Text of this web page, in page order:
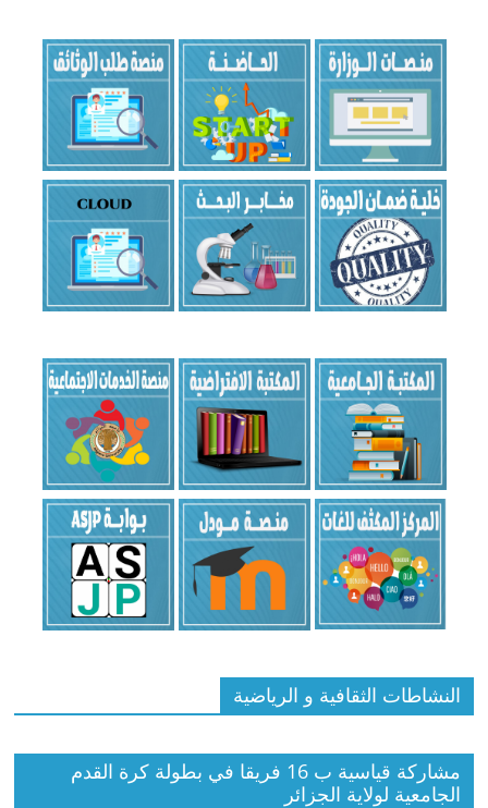
النشاطات الثقافية و الرياضية
مشاركة قياسية ب 16 فريقا في بطولة كرة القدم
الجامعية لولاية الجزائر